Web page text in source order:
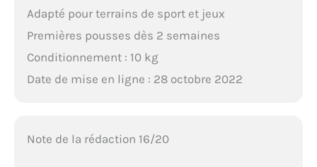
Adapté pour terrains de sport et jeux
Premières pousses dès 2 semaines
Conditionnement : 10 kg
Date de mise en ligne : 28 octobre 2022
Note de la rédaction 16/20